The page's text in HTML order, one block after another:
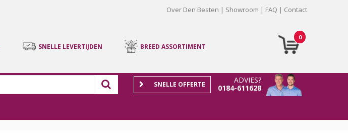
Over Den Besten Showroom FAQ Contact
0
SNELLE LEVERTIJDEN BREED ASSORTIMENT
ADVIES?
0184-611628
SNELLE OFFERTE